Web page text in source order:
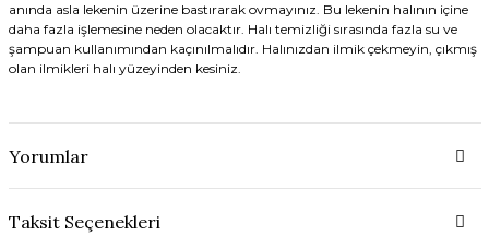
anında asla lekenin üzerine bastırarak ovmayınız. Bu lekenin halının içine
daha fazla işlemesine neden olacaktır. Halı temizliği sırasında fazla su ve
şampuan kullanımından kaçınılmalıdır. Halınızdan ilmik çekmeyin, çıkmış
olan ilmikleri halı yüzeyinden kesiniz.
Yorumlar
Taksit Seçenekleri